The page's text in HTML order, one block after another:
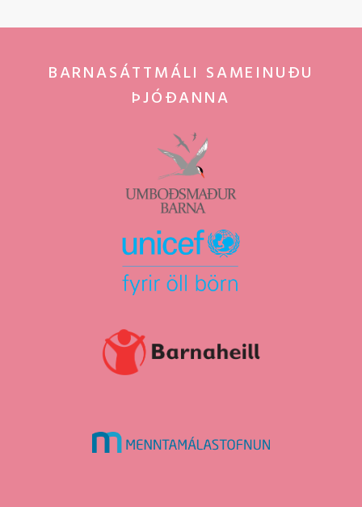
BARNASÁTTMÁLI SAMEINUÐU
ÞJÓÐANNA
umboðsmaður
barna